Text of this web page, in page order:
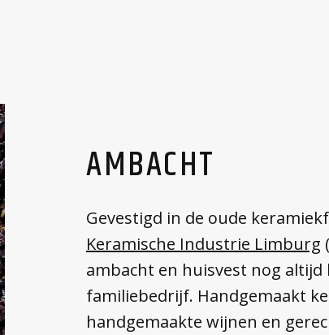
AMBACHT
Gevestigd in de oude
Keramische Industrie Limburg
ambacht en huisvest nog altijd
familiebedrijf. Handgemaakt
handgemaakte wijnen en